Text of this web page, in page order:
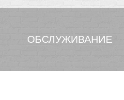
ОБСЛУЖИВАНИЕ